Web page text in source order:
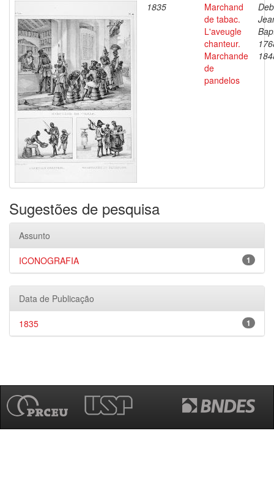
1835
Marchand
de tabac.
L'aveugle
chanteur.
Marchande
de
pandelos
Sugestões de pesquisa
Assunto
1
ICONOGRAFIA
Data de Publicação
1
1835